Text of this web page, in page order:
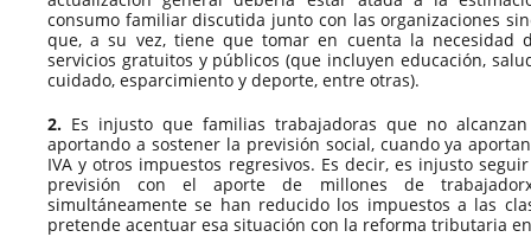
consumo familiar discutida junto con las organizaciones
que, a su vez, tiene que tomar en cuenta la necesidad
servicios gratuitos y públicos (que incluyen educación,
cuidado, esparcimiento y deporte, entre otras).
2. Es injusto que familias trabajadoras que no
aportando a sostener la previsión social, cuando ya
IVA y otros impuestos regresivos. Es decir, es injusto
previsión con el aporte de millones de
simultáneamente se han reducido los impuestos a las
pretende acentuar esa situación con la reforma tributaria